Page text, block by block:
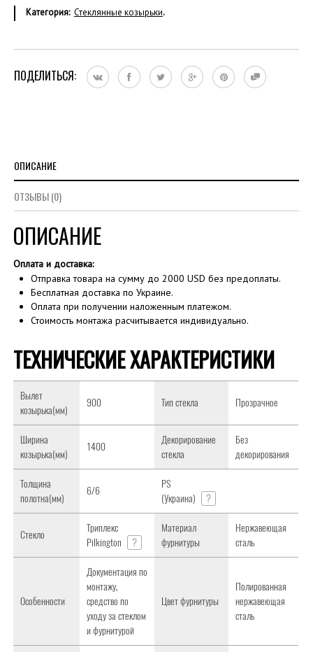
Категория: Стеклянные козырьки.
ПОДЕЛИТЬСЯ:
ОПИСАНИЕ
ОТЗЫВЫ (0)
ОПИСАНИЕ
Оплата и доставка:
Отправка товара на сумму до 2000 USD без предоплаты.
Бесплатная доставка по Украине.
Оплата при получении наложенным платежом.
Стоимость монтажа расчитывается индивидуально.
ТЕХНИЧЕСКИЕ ХАРАКТЕРИСТИКИ
Вылет
козырька(мм)
900 Тип стекла Прозрачное
Ширина
козырька(мм)
1400
Декорирование
стекла
Без
декорирования
Толщина
полотна(мм)
6/6
PS
(Украина)
?
Стекло
Триплекс
Pilkington
?
Материал
фурнитуры
Нержавеющая
сталь
Особенности
Документация по
монтажу,
средство по
уходу за стеклом
и фурнитурой
Цвет фурнитуры
Полированная
нержавеющая
сталь